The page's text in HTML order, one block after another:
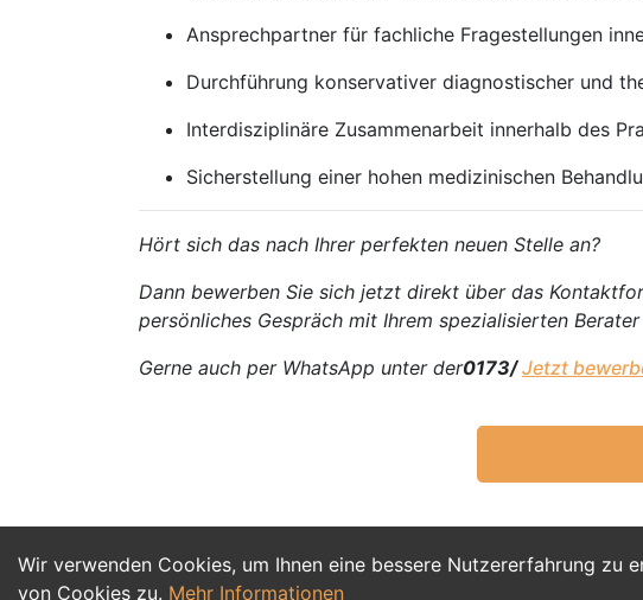
Wir verwenden Cookies, um Ihnen eine bessere Nutzererfahrung zu
von Cookies zu. Mehr Informationen
Ansprechpartner für fachliche Fragestellungen
Durchführung konservativer diagnostischer und
Interdisziplinäre Zusammenarbeit innerhalb des
Sicherstellung einer hohen medizinischen
Hört sich das nach Ihrer perfekten neuen Stelle an?
Dann bewerben Sie sich jetzt direkt über das
persönliches Gespräch mit Ihrem spezialisierten
Gerne auch per WhatsApp unter der0173/Jetzt